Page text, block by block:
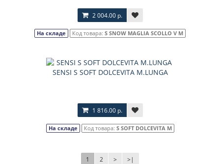
2 004.00 р.
На складе Код товара: S SNOW MAGLIA SCOLLO V M
SENSI S SOFT DOLCEVITA M.LUNGA
1 816.00 р.
На складе Код товара: S SOFT DOLCEVITA M
1 2 > >|